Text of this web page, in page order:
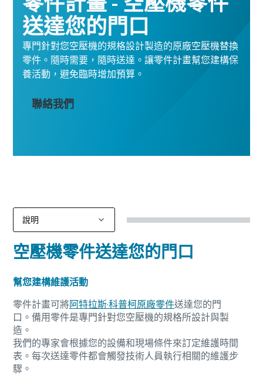
送達您的門口
專門針對您空壓機的規格設計製造的原廠空壓機替換
零件。隨時需要，隨時送達。讓零件計畫幫您建構保
養活動，避免臨時增加預算。
聯絡我們
空壓機零件送達您的門口
幫您建構維護活動
零件計畫可將阿特拉斯·科普柯原廠零件送達您的門
口。備用零件是專門針對您空壓機的規格所設計與製
造。
我們的專家會根據您的設備和現場條件來訂定維護時間
表。每次送達零件都會觸發技術人員執行相關的維護步
驟。